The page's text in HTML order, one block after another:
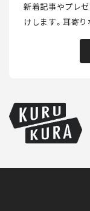
新着記事やプレ
けします。耳寄り